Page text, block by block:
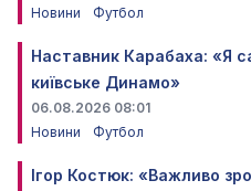
Новини
Футбол
Наставник Карабаха: «Я
київське Динамо»
06.08.2026 08:01
Новини
Футбол
Ігор Костюк: «Важливо